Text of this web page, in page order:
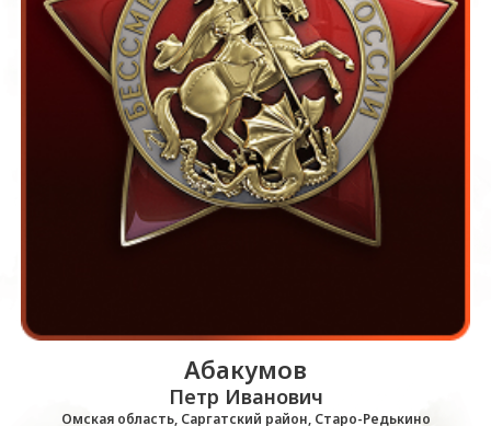
Абакумов
Петр Иванович
Омская область, Саргатский район, Старо-Редькино